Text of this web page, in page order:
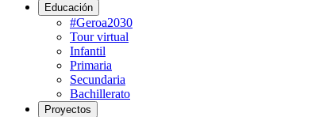
Educación
#Geroa2030
Tour virtual
Infantil
Primaria
Secundaria
Bachillerato
Proyectos